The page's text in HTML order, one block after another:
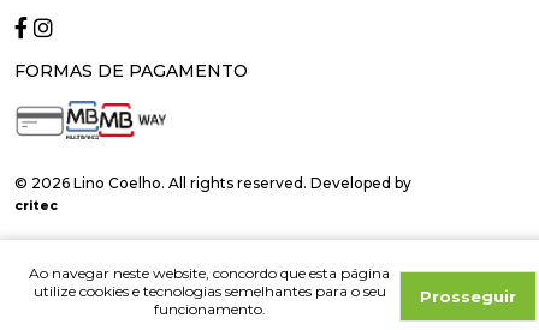
Ao navegar neste website, concordo que esta página
utilize cookies e tecnologias semelhantes para o seu
funcionamento.
Prosseguir
FORMAS DE PAGAMENTO
© 2026 Lino Coelho. All rights reserved. Developed by
critec